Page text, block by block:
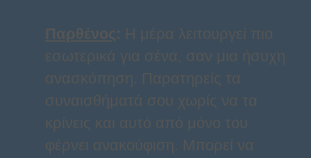
Παρθένος: Η μέρα λειτουργεί πιο
εσωτερικά για σένα, σαν μια ήσυχη
ανασκόπηση. Παρατηρείς τα
συναισθήματά σου χωρίς να τα
κρίνεις και αυτό από μόνο του
φέρνει ανακούφιση. Μπορεί να